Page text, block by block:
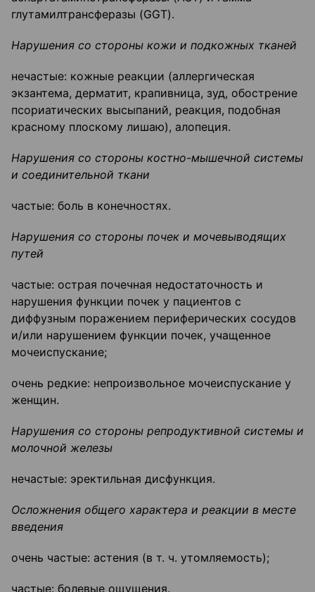
глутамилтрансферазы (GGT).
Нарушения со стороны кожи и подкожных тканей
нечастые: кожные реакции (аллергическая
экзантема, дерматит, крапивница, зуд, обострение
псориатических высыпаний, реакция, подобная
красному плоскому лишаю), алопеция.
Нарушения со стороны костно-мышечной системы
и соединительной ткани
частые: боль в конечностях.
Нарушения со стороны почек и мочевыводящих
путей
частые: острая почечная недостаточность и
нарушения функции почек у пациентов с
диффузным поражением периферических сосудов
и/или нарушением функции почек, учащенное
мочеиспускание;
очень редкие: непроизвольное мочеиспускание у
женщин.
Нарушения со стороны репродуктивной системы и
молочной железы
нечастые: эректильная дисфункция.
Осложнения общего характера и реакции в месте
введения
очень частые: астения (в т. ч. утомляемость);
частые: болевые ощущения.